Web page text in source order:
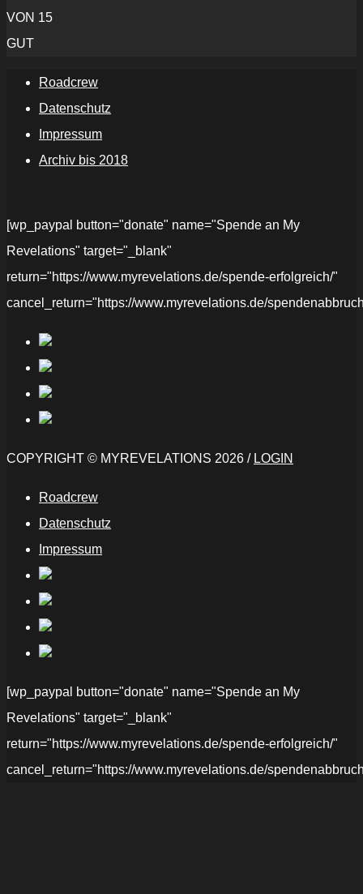
VON 15
GUT
Roadcrew
Datenschutz
Impressum
Archiv bis 2018
[wp_paypal button="donate" name="Spende an My
Revelations" target="_blank"
return="https://www.myrevelations.de/spende-erfolgreich/"
cancel_return="https://www.myrevelations.de/
COPYRIGHT © MYREVELATIONS 2026 / LOGIN
Roadcrew
Datenschutz
Impressum
[wp_paypal button="donate" name="Spende an My
Revelations" target="_blank"
return="https://www.myrevelations.de/spende-erfolgreich/"
cancel_return="https://www.myrevelations.de/